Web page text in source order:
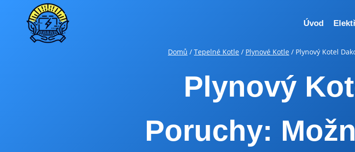
Přeskočit
Úvod
Domů / Tepelné Kotle / Plynové Kotle / Plynový Kotel
Plynový
Poruchy: